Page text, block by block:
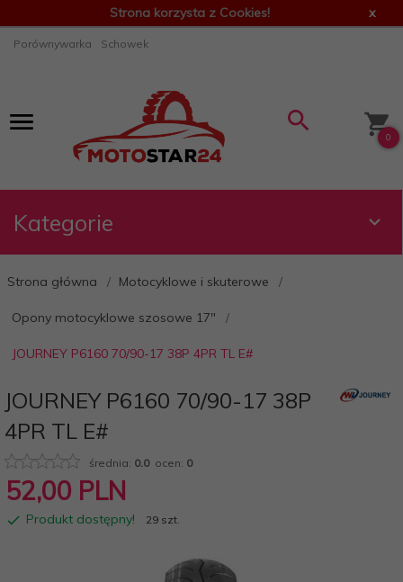
Strona korzysta z Cookies! x
Porównywarka Schowek
0
Kategorie
Strona główna Motocyklowe i skuterowe
Opony motocyklowe szosowe 17"
JOURNEY P6160 70/90-17 38P 4PR TL E#
JOURNEY P6160 70/90-17 38P
4PR TL E#
średnia: 0.0ocen: 0
52,00 PLN
Produkt dostępny! 29 szt.